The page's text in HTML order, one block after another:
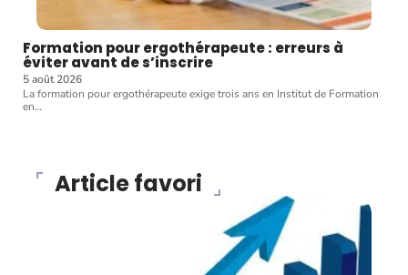
Formation pour ergothérapeute : erreurs à
éviter avant de s’inscrire
5 août 2026
La formation pour ergothérapeute exige trois ans en Institut de Formation
en…
Article favori